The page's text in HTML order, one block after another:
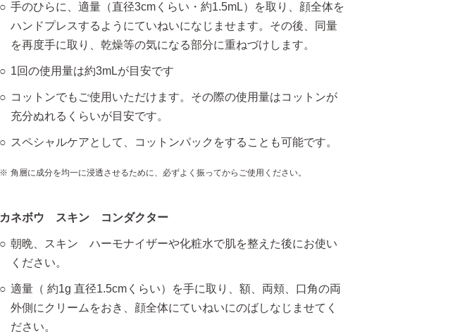
手のひらに、適量（直径3cmくらい・約1.5mL）を取り、顔全体を
ハンドプレスするようにていねいになじませます。その後、同量
を再度手に取り、乾燥等の気になる部分に重ねづけします。
1回の使用量は約3mLが目安です
コットンでもご使用いただけます。その際の使用量はコットンが
充分ぬれるくらいが目安です。
スペシャルケアとして、コットンパックをすることも可能です。
角層に成分を均一に浸透させるために、必ずよく振ってからご使用ください。
カネボウ スキン コンダクター
朝晩、スキン ハーモナイザーや化粧水で肌を整えた後にお使い
ください。
適量（ 約1g 直径1.5cmくらい）を手に取り、額、両頬、口角の両
外側にクリームをおき、顔全体にていねいにのばしなじませてく
ださい。